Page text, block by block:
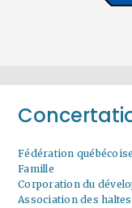
Fédération
Famille
Corporation du
Association des